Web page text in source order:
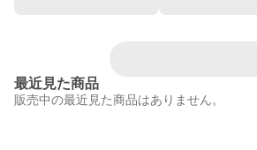
最近見た商品
販売中の最近見た商品はありません。